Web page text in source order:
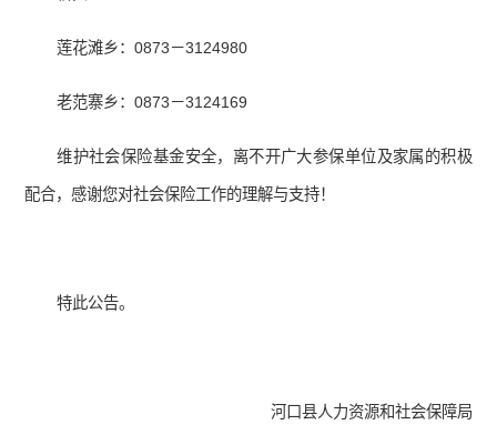
莲花滩乡：0873－3124980
老范寨乡：0873－3124169
维护社会保险基金安全，离不开广大参保单位及家属的积极
配合，感谢您对社会保险工作的理解与支持！
特此公告。
河口县人力资源和社会保障局